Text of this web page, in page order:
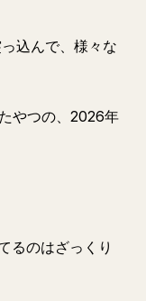
込んで、様々な
やつの、2026年
るのはざっくり